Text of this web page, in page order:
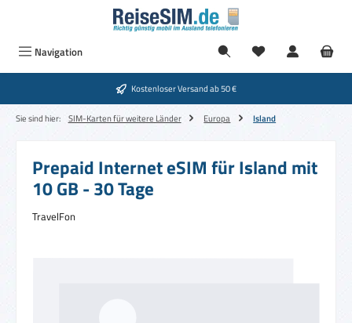
Zum Hauptinhalt springen
Navigation
Kostenloser Versand ab 50 €
Sie sind hier: SIM-Karten für weitere Länder Europa Island
Prepaid Internet eSIM für Island mit
10 GB - 30 Tage
TravelFon